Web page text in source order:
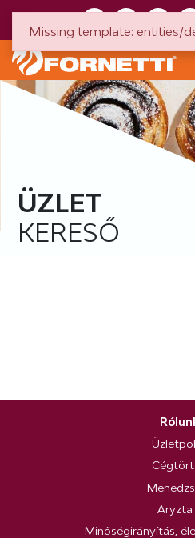
ÜZLET
KERESŐ
Aryzta
Minőségirányítás,
Missing template: entities/